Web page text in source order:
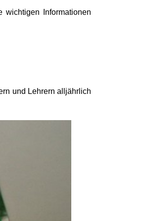
Informationen
und Lehrern alljährlich